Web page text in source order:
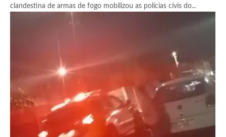
clandestina de armas de fogo mobilizou as polícias civis do...